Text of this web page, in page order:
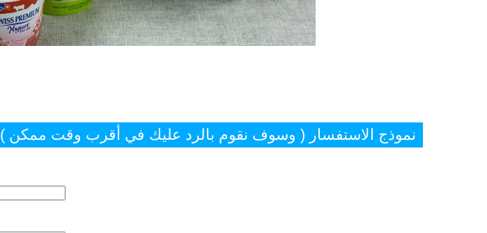
نموذج الاستفسار ( وسوف نقوم بالرد عليك في أقرب وقت ممكن )